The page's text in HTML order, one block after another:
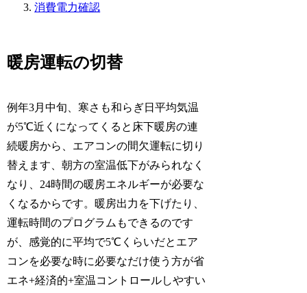
消費電力確認
暖房運転の切替
例年3月中旬、寒さも和らぎ日平均気温
が5℃近くになってくると床下暖房の連
続暖房から、エアコンの間欠運転に切り
替えます、朝方の室温低下がみられなく
なり、24時間の暖房エネルギーが必要な
くなるからです。暖房出力を下げたり、
運転時間のプログラムもできるのです
が、感覚的に平均で5℃くらいだとエア
コンを必要な時に必要なだけ使う方が省
エネ+経済的+室温コントロールしやすい